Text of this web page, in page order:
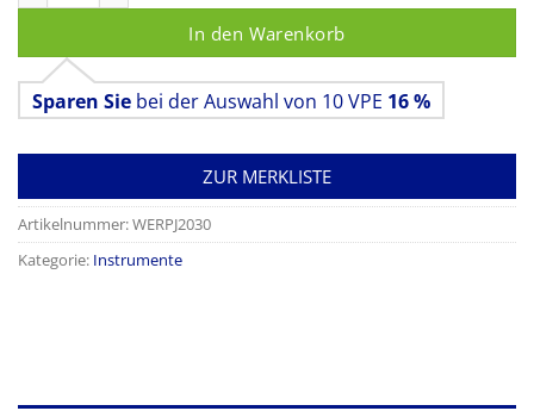
In den Warenkorb
Sparen Sie bei der Auswahl von 10 VPE 16 %
ZUR MERKLISTE
Artikelnummer:WERPJ2030
Kategorie: Instrumente